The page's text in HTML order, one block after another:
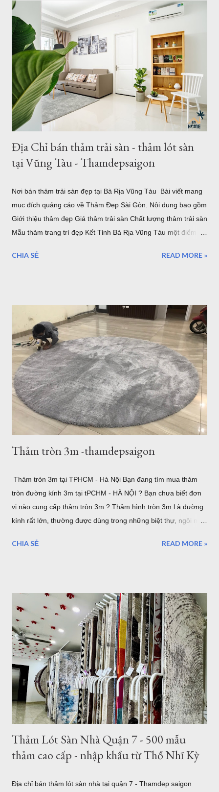
khổ lớn - Bảo hành - Giao hàng .... Địa chỉ bán thảm lót sàn
khổ lớn tại HCM và Hà Nội Coupons trong tháng của Thảm
Đẹp 1. Giới thiệu về thảm khổ 2,5m - 3,4m 2,6m - 3,6m Là đơn
vị cung cấp thảm trải sàn - thảm trang trí nhà tại Hồ Chí Minh
và Hà Nội, chung tôi luôn phục vụ tối đa nhu cầu của khách
hàng, với nhu cầu trải sàn khổ lớn ơ Việt Nam, chúng tôi đã
nhập về nhiều mẫu thảm kích thước lớn từ 2m, 2,4m 2,5m 2,m
chiều ngang - chiều dài từ 3m - 3,5m. Hoặc b...
Địa Chỉ bán thảm trải sàn - thảm lót sàn
tại Vũng Tàu - Thamdepsaigon
Nơi bán thảm trải sàn đẹp tại Bà Rịa Vũng Tàu Bài viết mang
mục đích quảng cáo về Thảm Đẹp Sài Gòn. Nội dung bao gồm
Giới thiệu thảm đẹp Giá thảm trải sàn Chất lượng thảm trải sàn
Mẫu thảm trang trí đẹp Kết Tỉnh Bà Rịa Vũng Tàu một điểm
du lịch nhưng thực sự vẫn chưa thể đi và khám phá hết vùng
động với bãi trước, bãi sau của Vũng Tàu...Dịch vụ ăn uống
nghỉ ngơi, tắm nước nóng ở Bình Châu hay chỗ nghỉ ngơi rất
nhiều ở Vũng Tàu. Thảm trang trí cho khách hàng tại
Homestead Vũng Tàu Hiện tại Thảm Đẹp Sài Gòn chưa có
Showroom tại Vũng Tàu nhưng các bạn có thể đặt hàng trực
tuyến và xem các mẫu thảm tại website:
thamtrangtri.thamdepsaigon.com hoặc đọc thông tin chi tiết về
Thảm Đẹp tại: Thamdepsaigon.com. Bạn đang kiếm nơi ...
CHIA SẺ READ MORE »
Thảm tròn 3m -thamdepsaigon
Thảm tròn 3m tại TPHCM - Hà Nội Bạn đang tìm mua thảm
tròn đường kính 3m tại tPCHM - HÀ NỘI ? Bạn chưa biết đơn
vị nào cung cấp thảm tròn 3m ? Thảm hình tròn 3m l à đường
kính rất lớn, thường được dùng trong những biệt thự, ngôi nhà
lưu ý rằng đây là đường kính lớn nhất của thảm tròn bán tại
sàn phòng khách hiện đại TPHCM thảm trải sàn phòng ngủ
đẹp TPHCM thảm trải sàn phòng khách đẹp TPHCM thảm
decor phòng ngủ TPHCM Thảm tròn 3m được nhập khẩu từ
Thổ Nhĩ Kỳ , với chất lượng châu âu, những mẫu trên đây đã
được gia công để làm theo kích thước mong muốn của khách
hàng. Hình ảnh trên là nhân viên đang gia công cắt thảm tròn
3m tại TPHCM . Tất nhiên bạn có thể chọn kích thước thảm
tròn nhỏ hơn như thảm tròn 2m có rất nhiều mẫu tại showroom
thảm đẹp Tphcm...
CHIA SẺ READ MORE »
Thảm Lót Sàn Nhà Quận 7 - 500 mẫu
thảm cao cấp - nhập khẩu từ Thổ Nhĩ Kỳ
Địa chỉ bán thảm lót sàn nhà tại quận 7 - Thamdep saigon